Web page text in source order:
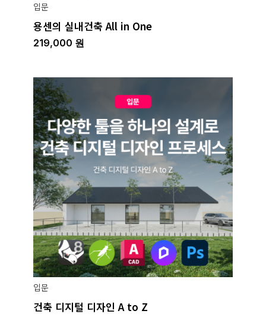
입문
용센의 실내건축 All in One
219,000 원
입문
건축 디지털 디자인 A to Z